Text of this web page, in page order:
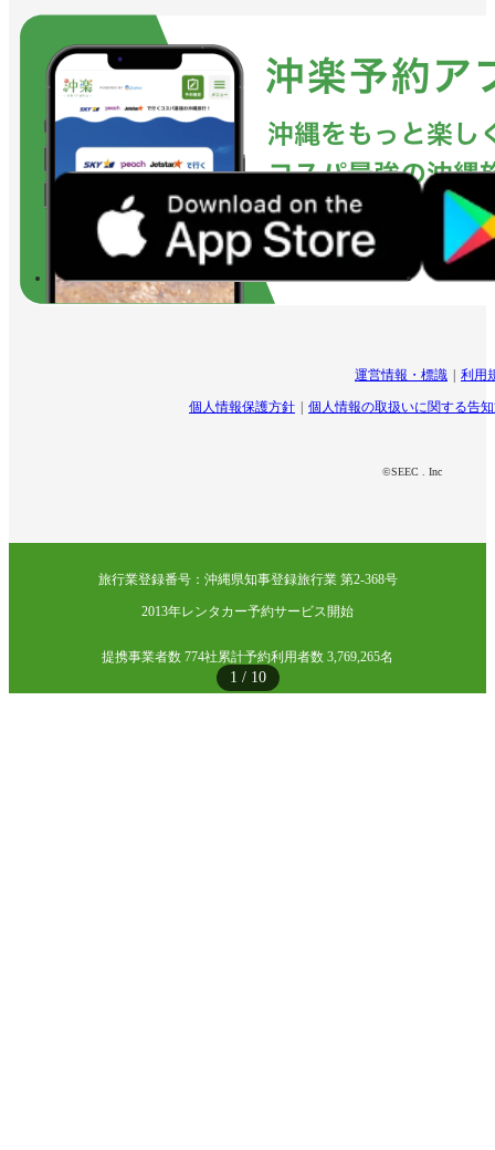
1 / 10
運営情報・標識 利用
個人情報保護方針 個人情報の取扱いに関する告
©SEEC . Inc
旅行業登録番号：沖縄県知事登録旅行業 第2-368号
2013年レンタカー予約サービス開始
提携事業者数 774社累計予約利用者数 3,769,265名